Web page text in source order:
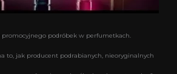
podróbek w perfumetkach.
to, jak producent podrabianych, nieoryginalnych